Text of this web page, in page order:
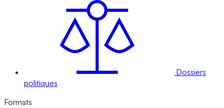
Dossiers
politiques
Formats